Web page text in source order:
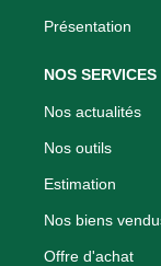
Présentation
NOS SERVICES
Nos actualités
Nos outils
Estimation
Nos biens
Offre d'achat